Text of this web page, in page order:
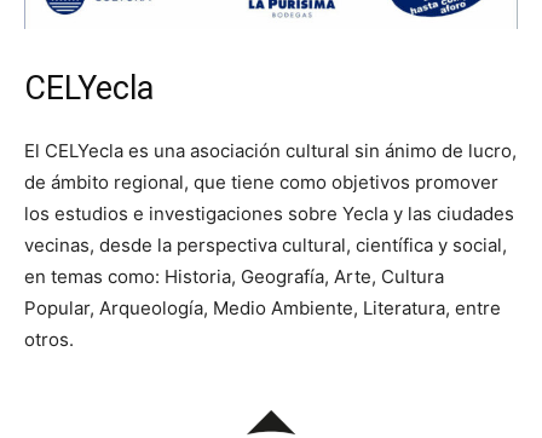
CELYecla
El CELYecla es una asociación cultural sin ánimo de lucro,
de ámbito regional, que tiene como objetivos promover
los estudios e investigaciones sobre Yecla y las ciudades
vecinas, desde la perspectiva cultural, científica y social,
en temas como: Historia, Geografía, Arte, Cultura
Popular, Arqueología, Medio Ambiente, Literatura, entre
otros.